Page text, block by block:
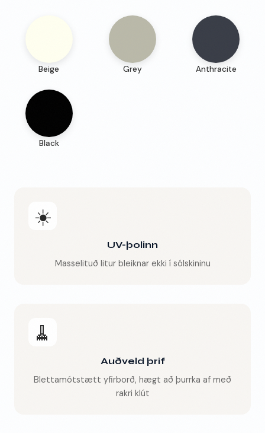
Beige Grey Anthracite
Black
☀️
UV-þolinn
Masselituð litur bleiknar ekki í sólskininu
🧹
Auðveld þrif
Blettamótstætt yfirborð, hægt að þurrka af með
rakri klút